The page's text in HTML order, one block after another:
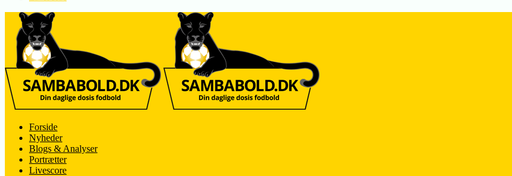
Forside
Nyheder
Blogs & Analyser
Portrætter
Livescore